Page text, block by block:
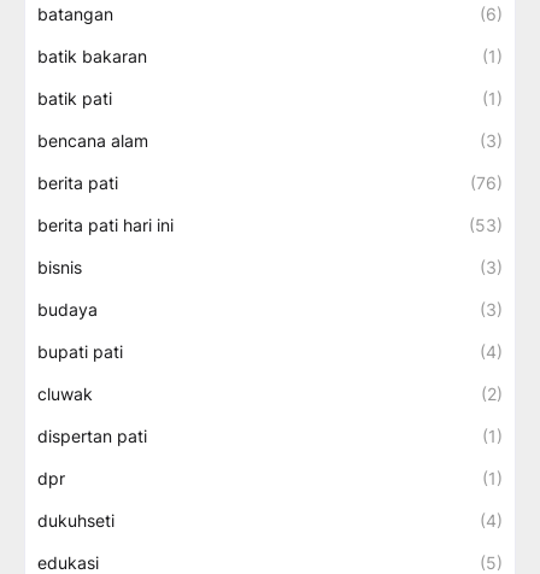
batangan (6)
batik bakaran (1)
batik pati (1)
bencana alam (3)
berita pati (76)
berita pati hari ini (53)
bisnis (3)
budaya (3)
bupati pati (4)
cluwak (2)
dispertan pati (1)
dpr (1)
dukuhseti (4)
edukasi (5)